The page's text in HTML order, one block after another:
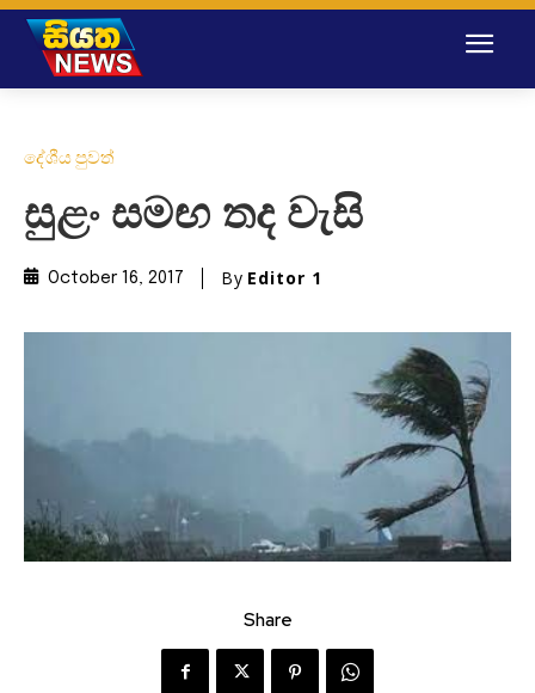
දේශීය පුවත්
සුළං සමඟ තද වැසි
October 16, 2017 By Editor 1
Share